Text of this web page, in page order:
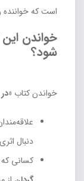
است که خواننده
خواندن
شود؟
خواندن کتاب
دنبال
کسانی